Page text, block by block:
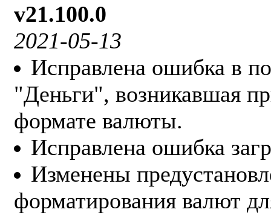
v21.100.0
2021-05-13
Исправлена ошибка в
"Деньги", возникавшая
формате валюты.
Исправлена ошибка
Изменены
форматирования валют